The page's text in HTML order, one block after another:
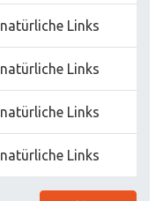
natürliche Links
natürliche Links
natürliche Links
natürliche Links